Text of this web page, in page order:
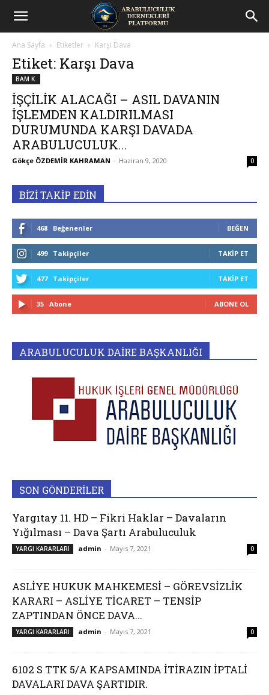
Arabuluculuk
Dernekleri
Ana Sayfa Etiketler Karşı Dava
Etiket: Karşı Dava
BAM K.
İŞÇİLİK ALACAĞI – ASIL DAVANIN
İŞLEMDEN KALDIRILMASI
DURUMUNDA KARŞI DAVADA
ARABULUCULUK...
Gökçe ÖZDEMİR KAHRAMAN - Haziran 9, 2020 0
BİZİ TAKİP EDİN
468 Beğenenler BEĞEN
499 Takipçiler TAKIP ET
477 Takipçiler TAKIP ET
35 Abone ABONE OL
ARABULUCULUK DAİRE BAŞKANLIĞI
SON GÖNDERİLER
Yargıtay 11. HD – Fikri Haklar – Davaların
Yığılması – Dava Şartı Arabuluculuk
YARGI KARARLARI admin - Mayıs 7, 2021 0
ASLİYE HUKUK MAHKEMESİ – GÖREVSİZLİK
KARARI – ASLİYE TİCARET – TENSİP
ZAPTINDAN ÖNCE DAVA...
YARGI KARARLARI admin - Mayıs 7, 2021 0
6102 S TTK 5/A KAPSAMINDA İTİRAZIN İPTALİ
DAVALARI DAVA ŞARTIDIR.